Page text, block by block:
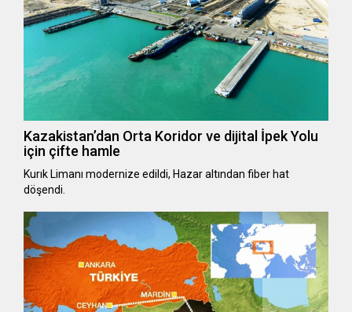
Kazakistan’dan Orta Koridor ve dijital İpek Yolu
için çifte hamle
Kurık Limanı modernize edildi, Hazar altından fiber hat
döşendi.